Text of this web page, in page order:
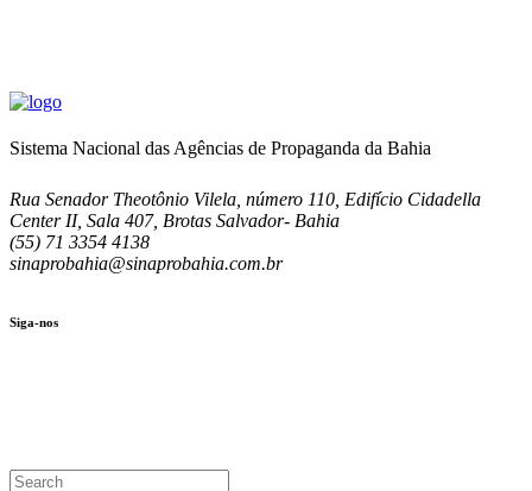
Sistema Nacional das Agências de Propaganda da Bahia
Rua Senador Theotônio Vilela, número 110, Edifício Cidadella
Center II, Sala 407, Brotas Salvador- Bahia
(55) 71 3354 4138
sinaprobahia@sinaprobahia.com.br
Siga-nos